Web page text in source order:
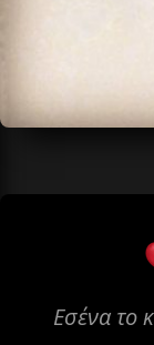
Εσένα το